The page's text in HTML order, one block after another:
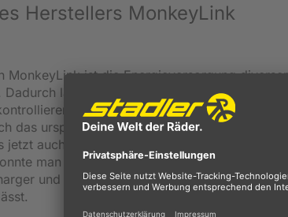
Herstellers MonkeyLink
MonkeyLink ist die Energieversorgung
lassen sich diese stets komfortabel
zu müssen. Überdies lässt sich die
das ursprünliche MonkeyLink auf die
jetzt auch für E-Bike-Displays und
man die erfahrenen
und zum anderen ihr bewährtes